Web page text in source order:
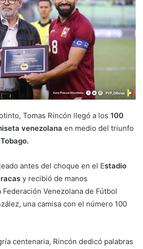
Tomas Rincón llegó a los 100
venezolana en medio del triunfo
antes del choque en el Estadio
y recibió de manos
Venezolana de Fútbol
una camisa con el número 100
centenaria, Rincón dedicó palabras